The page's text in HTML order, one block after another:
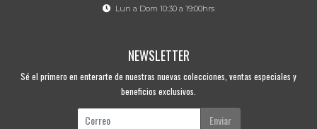
Lun a Dom 10:30 a 19:00hrs
NEWSLETTER
Sé el primero en enterarte de nuestras nuevas colecciones, ventas especiales y
beneficios exclusivos.
Enviar